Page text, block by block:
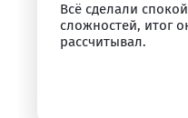
Всё сделали
сложностей, итог
рассчитывал.